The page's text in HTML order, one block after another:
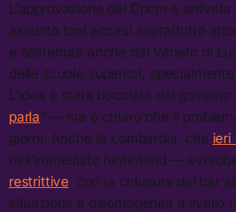
L’approvazione del Dpcm è arrivata
assunto toni accesi soprattutto
e sostenuta anche dal Veneto di
delle scuole superiori,
L’idea è stata bocciata dal
parla” — ma è chiaro che il
giorni. Anche la Lombardia, che ieri
nell’immediato hinterland —
restrittive, con la chiusura dei bar
situazione è disomogenea a livello